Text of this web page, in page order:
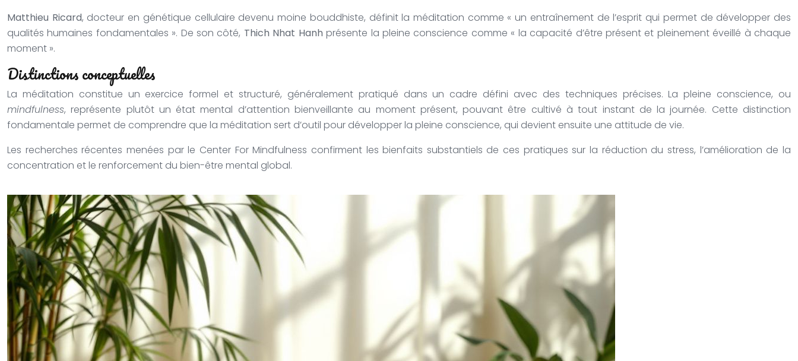
Matthieu Ricard, docteur en génétique cellulaire devenu moine bouddhiste, définit la méditation comme « un entraînement de l’esprit qui permet de développer des
qualités humaines fondamentales ». De son côté, Thich Nhat Hanh présente la pleine conscience comme « la capacité d’être présent et pleinement éveillé à chaque
moment ».
Distinctions conceptuelles
La méditation constitue un exercice formel et structuré, généralement pratiqué dans un cadre défini avec des techniques précises. La pleine conscience, ou
mindfulness, représente plutôt un état mental d’attention bienveillante au moment présent, pouvant être cultivé à tout instant de la journée. Cette distinction
fondamentale permet de comprendre que la méditation sert d’outil pour développer la pleine conscience, qui devient ensuite une attitude de vie.
Les recherches récentes menées par le Center For Mindfulness confirment les bienfaits substantiels de ces pratiques sur la réduction du stress, l’amélioration de la
concentration et le renforcement du bien-être mental global.